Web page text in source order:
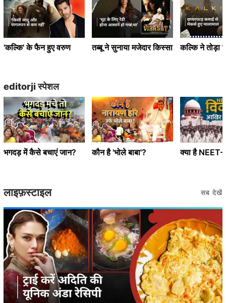
'कल्कि' के फैन हुए वरुण तब्बू ने सुनाया मजेदार किस्सा कल्कि ने तोड़ा
editorji स्पेशल
भगदड़ में कैसे बचाएं जान? कौन है 'भोले बाबा'? क्या है NEET-
लाइफ़स्टाइल सब देखें